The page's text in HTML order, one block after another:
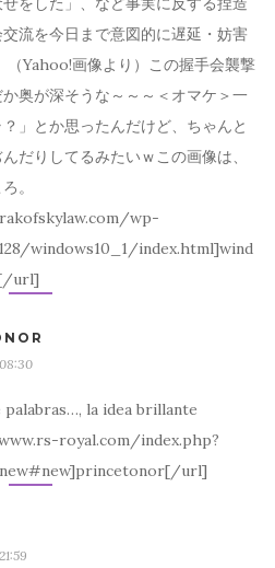
流を今日まで意図的に遅延・妨害
（Yahoo!画像より）この握手会襲撃
奥が深そうな～～～＜オマケ＞一
」とか思ったんだけど、ちゃんと
だりしてるみたいｗこの画像は、
。
wp-
windows10_1/index.html]wind
[/url]
palabras…, la idea brillante
royal.com/index.php?
url]